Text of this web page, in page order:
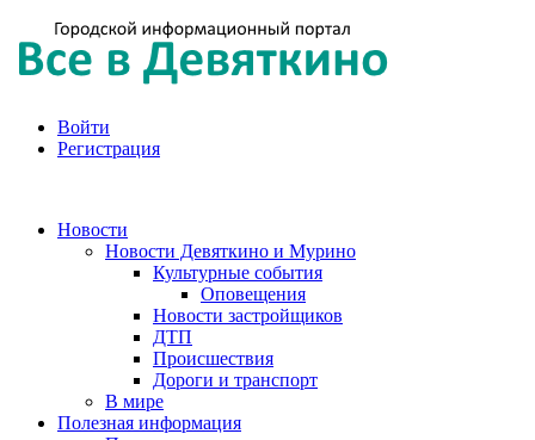
Войти
Регистрация
Новости
Новости Девяткино и Мурино
Культурные события
Оповещения
Новости застройщиков
ДТП
Происшествия
Дороги и транспорт
В мире
Полезная информация